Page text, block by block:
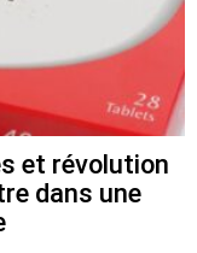
et révolution
dans une